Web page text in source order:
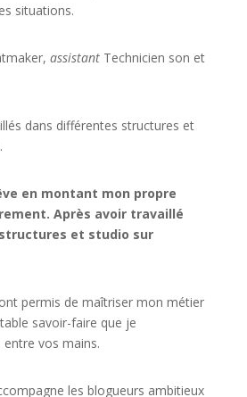
situations.
assistant Technicien son et
dans différentes structures et
.
en montant mon propre
Après avoir travaillé
et studio sur
permis de maîtriser mon métier
savoir-faire que je
vos mains.
les blogueurs ambitieux